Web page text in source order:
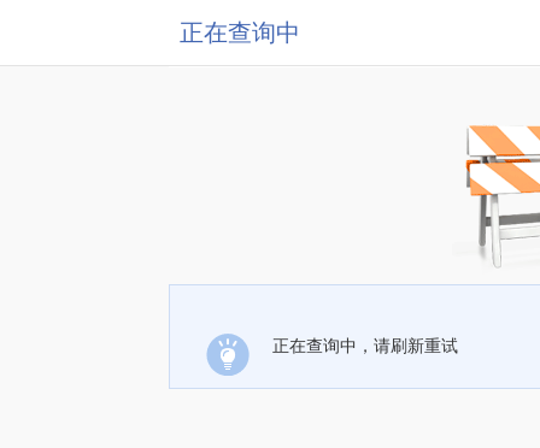
正在查询中
正在查询中，请刷新重试